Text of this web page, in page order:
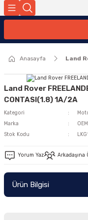
Anasayfa Land
Land Rover
CONTASI(1.8) 1A/2A
Kategori
Marka
OEM
Stok Kodu
Yorum Yaz Arkadaşına
Ürün Bilgisi